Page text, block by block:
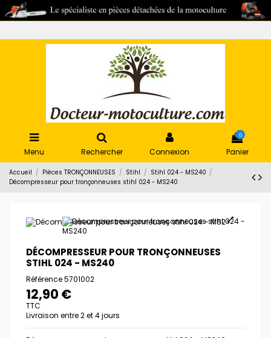
Menu Rechercher Connexion
0
Panier
Accueil Pièces TRONÇONNEUSES Stihl
Stihl 024 - MS240
Décompresseur pour tronçonneuses stihl 024 - MS240
DÉCOMPRESSEUR POUR TRONÇONNEUSES
STIHL 024 - MS240
Référence5701002
12,90 €
TTC
Livraison entre 2 et 4 jours